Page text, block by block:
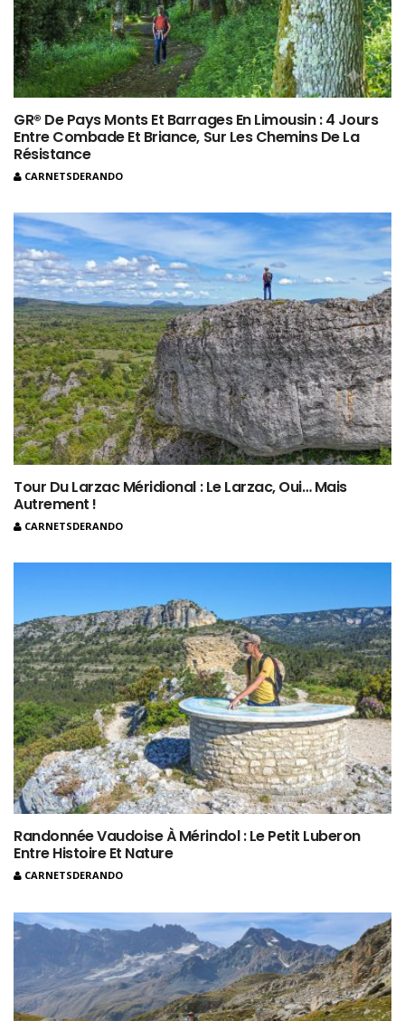
GR® De Pays Monts Et Barrages En Limousin : 4 Jours
Entre Combade Et Briance, Sur Les Chemins De La
Résistance
CARNETSDERANDO
Tour Du Larzac Méridional : Le Larzac, Oui… Mais
Autrement !
CARNETSDERANDO
Randonnée Vaudoise À Mérindol : Le Petit Luberon
Entre Histoire Et Nature
CARNETSDERANDO